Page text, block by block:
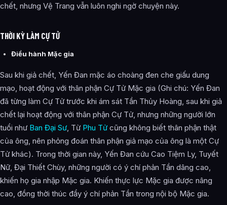
chết, nhưng Vệ Trang vẫn luôn nghi ngờ chuyện này.
THỜI KỲ LÀM CỰ TỬ
Điều hành Mặc gia
Sau khi giả chết, Yến Đan mặc áo choàng đen che giấu dung
mạo, hoạt động với thân phận Cự Tử Mặc gia (Ghi chú: Yến Đan
đã từng làm Cự Tử trước khi ám sát Tần Thủy Hoàng, sau khi giả
chết lại hoạt động với thân phận Cự Tử, nhưng những người lớn
tuổi như Ban Đại Sư , Từ Phu Tử cũng không biết thân phận thật
của ông, nên phỏng đoán thân phận giả mạo của ông là một Cự
Tử khác). Trong thời gian này, Yến Đan cứu Cao Tiệm Ly, Tuyết
Nữ, Đại Thiết Chùy, những người có ý chí phản Tần dâng cao,
khiến họ gia nhập Mặc gia. Khiến thực lực Mặc gia được nâng
cao, đồng thời thúc đẩy ý chí phản Tần trong nội bộ Mặc gia.